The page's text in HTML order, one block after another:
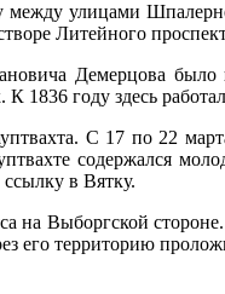
улицами
Литейного
Демерцова
году здесь
С 17 по 22
содержался
в Вятку.
на Выборгской
его территорию